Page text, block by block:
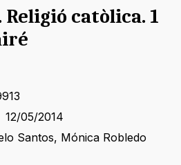
Religió catòlica. 1
12/05/2014
Santos, Mónica Robledo